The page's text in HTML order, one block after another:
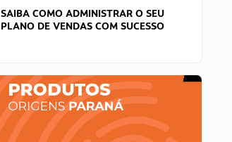
SAIBA COMO ADMINISTRAR O SEU
PLANO DE VENDAS COM SUCESSO